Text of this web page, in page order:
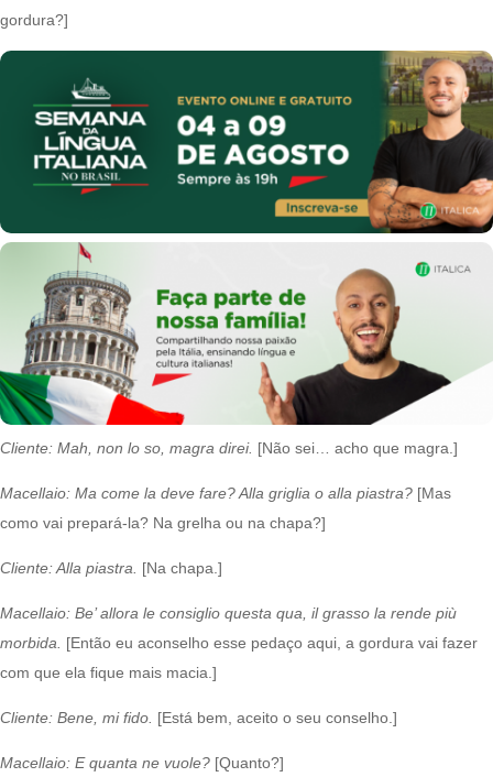
gordura?]
Cliente: Mah, non lo so, magra direi. [Não sei… acho que magra.]
Macellaio: Ma come la deve fare? Alla griglia o alla piastra? [Mas
como vai prepará-la? Na grelha ou na chapa?]
Cliente: Alla piastra. [Na chapa.]
Macellaio: Be’ allora le consiglio questa qua, il grasso la rende più
morbida. [Então eu aconselho esse pedaço aqui, a gordura vai fazer
com que ela fique mais macia.]
Cliente: Bene, mi fido. [Está bem, aceito o seu conselho.]
Macellaio: E quanta ne vuole? [Quanto?]